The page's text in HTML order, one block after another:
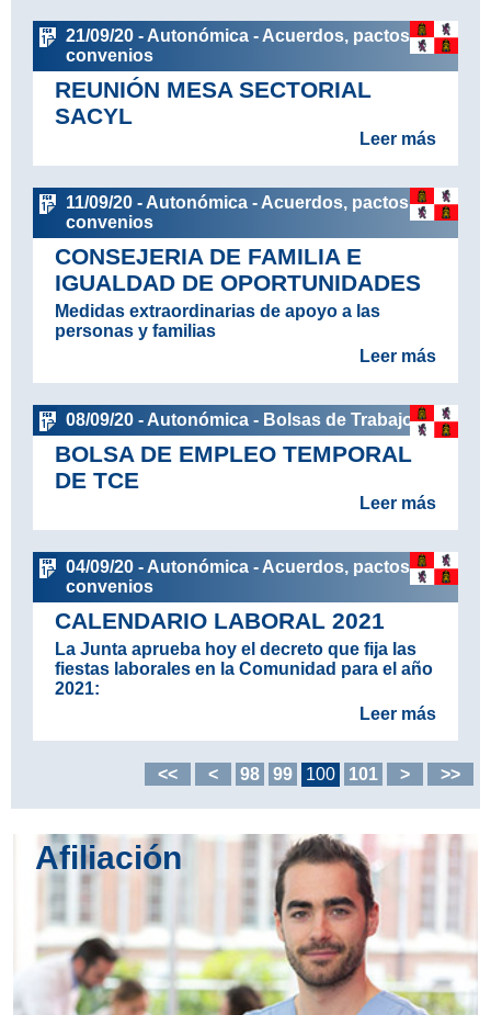
21/09/20 - Autonómica - Acuerdos, pactos y
convenios
REUNIÓN MESA SECTORIAL
SACYL
Leer más
11/09/20 - Autonómica - Acuerdos, pactos y
convenios
CONSEJERIA DE FAMILIA E
IGUALDAD DE OPORTUNIDADES
Medidas extraordinarias de apoyo a las
personas y familias
Leer más
08/09/20 - Autonómica - Bolsas de Trabajo
BOLSA DE EMPLEO TEMPORAL
DE TCE
Leer más
04/09/20 - Autonómica - Acuerdos, pactos y
convenios
CALENDARIO LABORAL 2021
La Junta aprueba hoy el decreto que fija las
fiestas laborales en la Comunidad para el año
2021:
Leer más
<< < 98 99 100 101 > >>
Afiliación